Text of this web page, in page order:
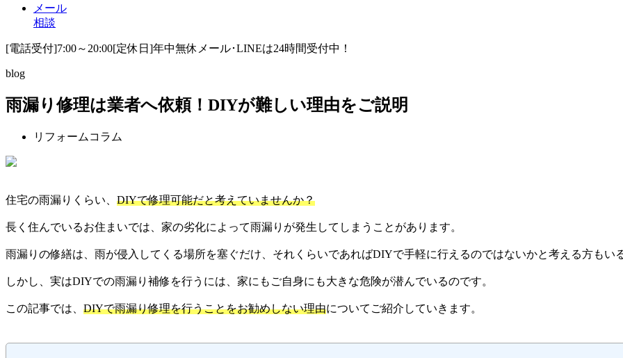
メール
相談
[電話受付]7:00～20:00[定休日]年中無休 メール･LINEは24時間受付中！
blog
雨漏り修理は業者へ依頼！DIYが難しい理由をご説明
リフォームコラム
住宅の雨漏りくらい、 DIYで修理可能だと考えていませんか？
長く住んでいるお住まいでは、家の劣化によって雨漏りが発生してしまうことがあります。
雨漏りの修繕は、雨が侵入してくる場所を塞ぐだけ、それくらいであればDIYで手軽に行えるのではないかと考える方もい
しかし、実はDIYでの雨漏り補修を行うには、家にもご自身にも大きな危険が潜んでいるのです。
この記事では、 DIYで雨漏り修理を行うことをお勧めしない理由についてご紹介していきます。